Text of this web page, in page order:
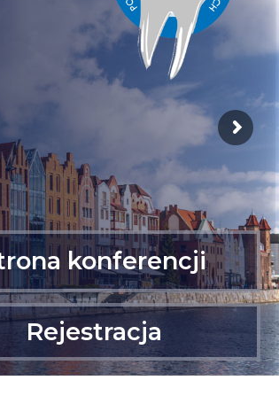
konferencji
Rejestracja